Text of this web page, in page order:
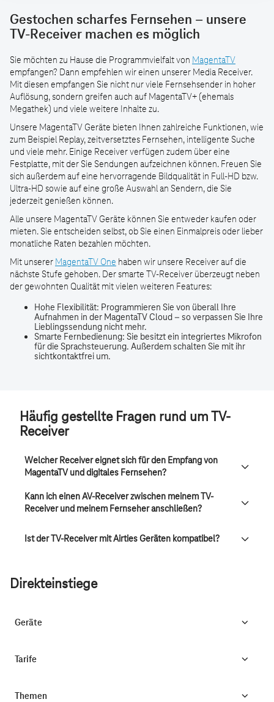
Häufig gestellte Fragen rund um TV-
Receiver
Welcher Receiver eignet sich für den Empfang von
MagentaTV und digitales Fernsehen?
Kann ich einen AV-Receiver zwischen meinem TV-
Receiver und meinem Fernseher anschließen?
Ist der TV-Receiver mit Airties Geräten kompatibel?
Direkteinstiege
Geräte
Tarife
Themen